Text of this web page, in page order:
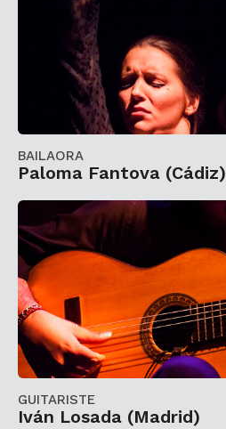
BAILAORA
Paloma Fantova (Cádiz)
GUITARISTE
Iván Losada (Madrid)